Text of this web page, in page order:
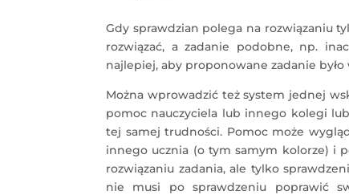
Gdy sprawdzian polega na rozwiązaniu
rozwiązać, a zadanie podobne, np.
najlepiej, aby proponowane zadanie
Można wprowadzić też system jednej
pomoc nauczyciela lub innego kolegi
tej samej trudności. Pomoc może
innego ucznia (o tym samym kolorze) i
rozwiązaniu zadania, ale tylko
nie musi po sprawdzeniu poprawić